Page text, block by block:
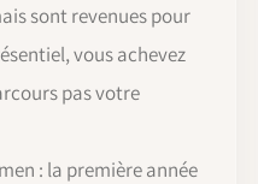
sont revenues pour
vous achevez
pas votre
: la première année